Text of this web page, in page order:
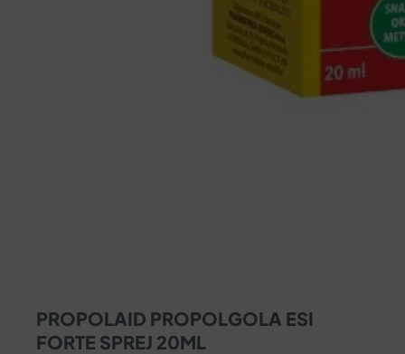
PROPOLAID PROPOLGOLA ESI
FORTE SPREJ 20ML